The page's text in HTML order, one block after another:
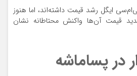
ایگل رشد قیمت داشته‌اند، اما هنوز
قیمت آن‌ها واکنش محتاطانه نشان
در پساماشه